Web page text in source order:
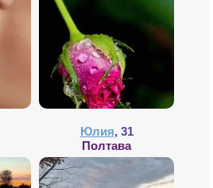
Юлия, 31
Полтава